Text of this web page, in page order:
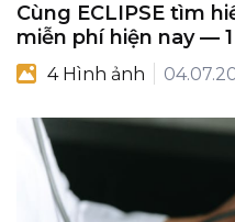
Cùng ECLIPSE tìm
miễn phí hiện nay —
4 Hình ảnh